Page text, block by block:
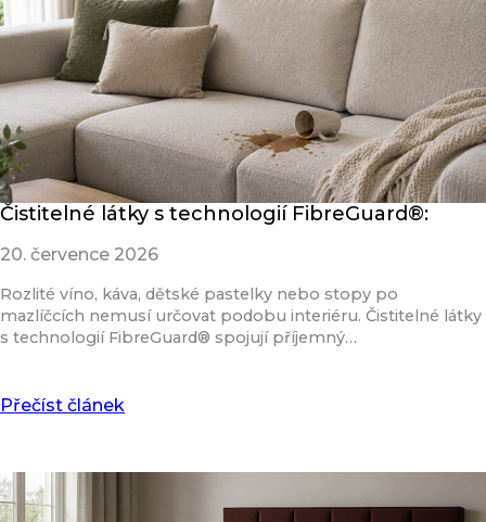
Čistitelné látky s technologií FibreGuard®:
20. července 2026
Rozlité víno, káva, dětské pastelky nebo stopy po
mazlíčcích nemusí určovat podobu interiéru. Čistitelné látky
s technologií FibreGuard® spojují příjemný…
Přečíst článek